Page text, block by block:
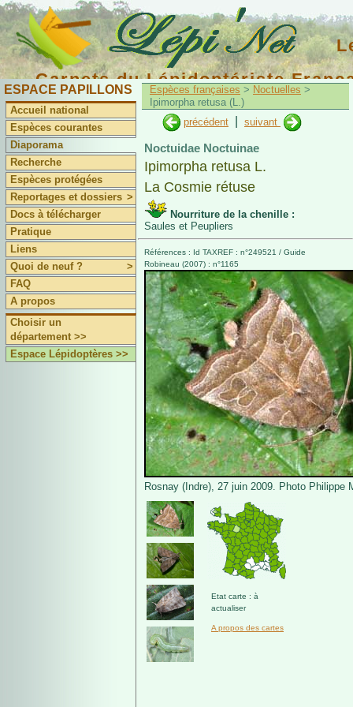
Carnets du Lépidoptériste
ESPACE PAPILLONS
Accueil national
Espèces courantes
Diaporama
Recherche
Espèces protégées
Reportages et dossiers >
Docs à télécharger
Pratique
Liens
Quoi de neuf ?
>
FAQ
A propos
Choisir un
département >>
Espace Lépidoptères >>
Espèces françaises > Noctuelles >
Ipimorpha retusa (L.)
précédent
suivant
Noctuidae Noctuinae
Ipimorpha retusa L.
La Cosmie rétuse
Nourriture de la chenille :
Saules et Peupliers
Références : Id TAXREF : n°249521 / Guide
Robineau (2007) : n°1165
Rosnay (Indre), 27 juin 2009. Photo Philippe
Etat carte : à
actualiser
A propos des cartes